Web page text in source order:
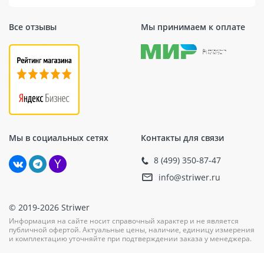
Все отзывы Мы принимаем к оплате
Мы в социальных сетях Контакты для связи
8 (499) 350-87-47
info@striwer.ru
© 2019-2026 Striwer
Информация на сайте носит справочный характер и не является
публичной офертой. Актуальные цены, наличие, единицу измерения
и комплектацию уточняйте при подтверждении заказа у менеджера.